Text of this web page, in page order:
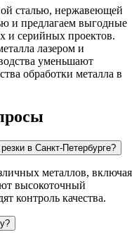
сталью, нержавеющей
и предлагаем выгодные
и серийных проектов.
лазером и
уменьшают
обработки металла в
в Санкт-Петербурге?
металлов, включая
высокоточный
контроль качества.